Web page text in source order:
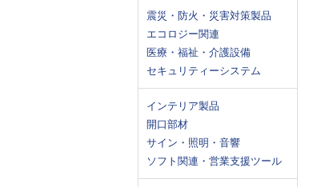
震災・防火・災害対策製品
エコロジー関連
医療・福祉・介護設備
セキュリティーシステム
インテリア製品
開口部材
サイン・照明・音響
ソフト関連・営業支援ツール